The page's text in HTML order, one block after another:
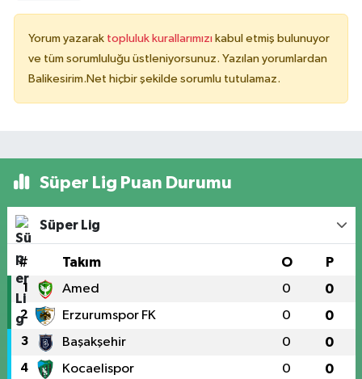
Yorum yazarak topluluk kurallarımızı kabul etmiş bulunuyor
ve tüm sorumluluğu üstleniyorsunuz. Yazılan yorumlardan
Balikesirim.Net hiçbir şekilde sorumlu tutulamaz.
Süper Lig Puan Durumu
Süper Lig
# Takım O P
1 Amed 0 0
2 Erzurumspor FK 0 0
3 Başakşehir 0 0
4 Kocaelispor 0 0